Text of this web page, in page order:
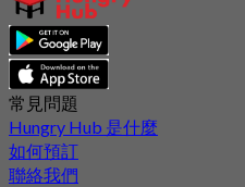
常見問題
Hungry Hub 是什麼
如何預訂
聯絡我們